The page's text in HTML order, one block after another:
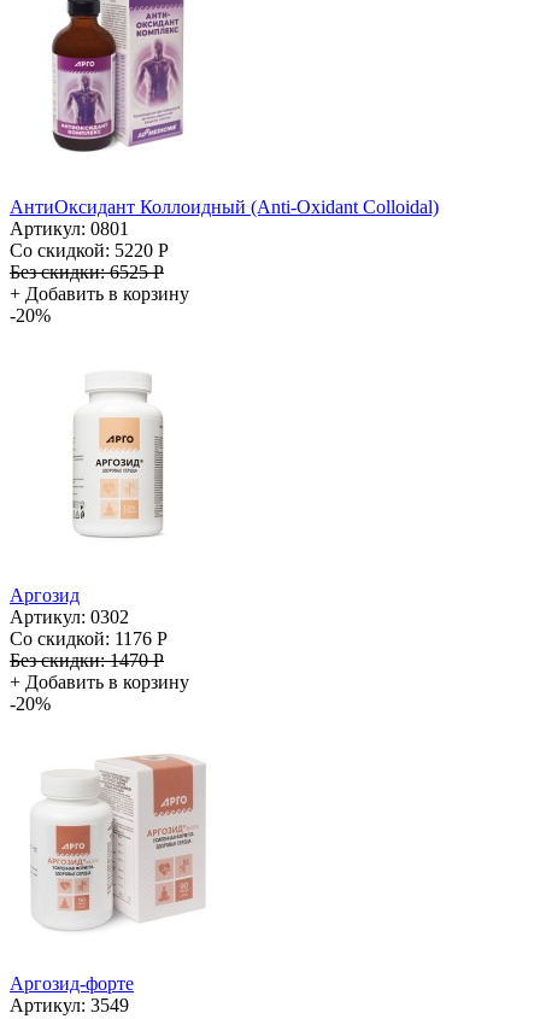
АнтиОксидант Коллоидный (Anti-Oxidant Colloidal)
Артикул: 0801
Со скидкой: 5220 Р
Без скидки:6525 Р
+ Добавить в корзину
-20%
Аргозид
Артикул: 0302
Со скидкой: 1176 Р
Без скидки:1470 Р
+ Добавить в корзину
-20%
Аргозид-форте
Артикул: 3549